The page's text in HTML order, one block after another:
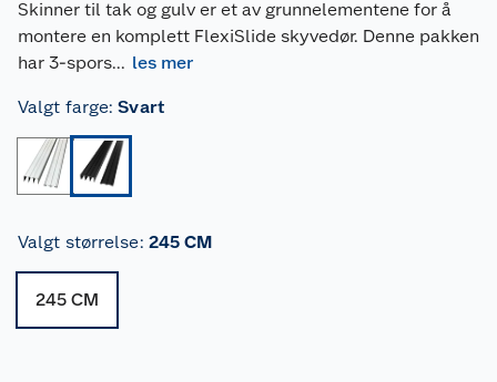
Skinner til tak og gulv er et av grunnelementene for å
montere en komplett FlexiSlide skyvedør. Denne pakken
har 3-spors... les mer
Valgt farge: Svart
Valgt størrelse: 245 CM
245 CM